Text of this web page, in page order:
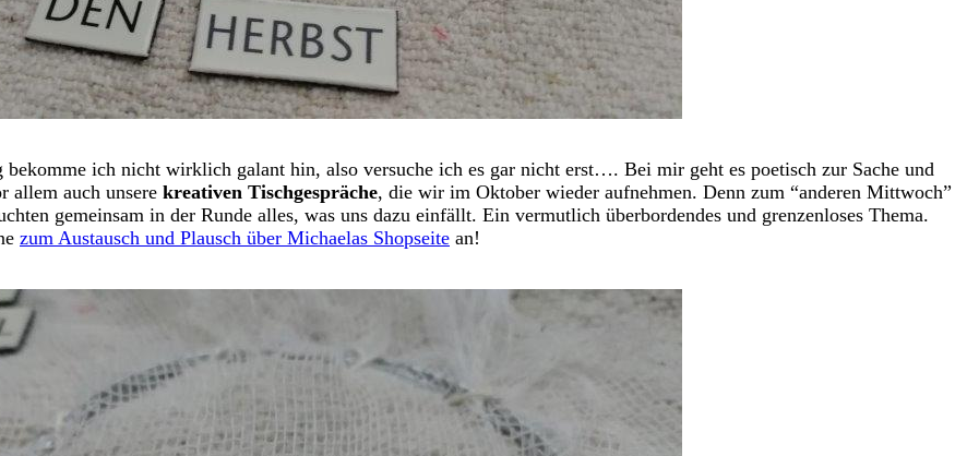
ich nicht wirklich galant hin, also versuche ich es gar nicht erst…. Bei mir geht es poetisch zur Sache und
allem auch unsere kreativen Tischgespräche, die wir im Oktober wieder aufnehmen. Denn zum “anderen Mittwoch”
gemeinsam in der Runde alles, was uns dazu einfällt. Ein vermutlich überbordendes und grenzenloses Thema.
zum Austausch und Plausch über Michaelas Shopseite an!